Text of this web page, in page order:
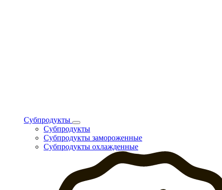
Субпродукты
Субпродукты
Субпродукты замороженные
Субпродукты охлажденные